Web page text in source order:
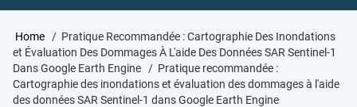
Breadcrumb
Home
Pratique Recommandée : Cartographie Des Inondations
et Évaluation Des Dommages À L'aide Des Données SAR Sentinel-1
Dans Google Earth Engine
Pratique recommandée :
Cartographie des inondations et évaluation des dommages à l'aide
des données SAR Sentinel-1 dans Google Earth Engine